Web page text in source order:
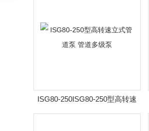
ISG80-250ISG80-250型高转速
立式管道泵 管道多级泵